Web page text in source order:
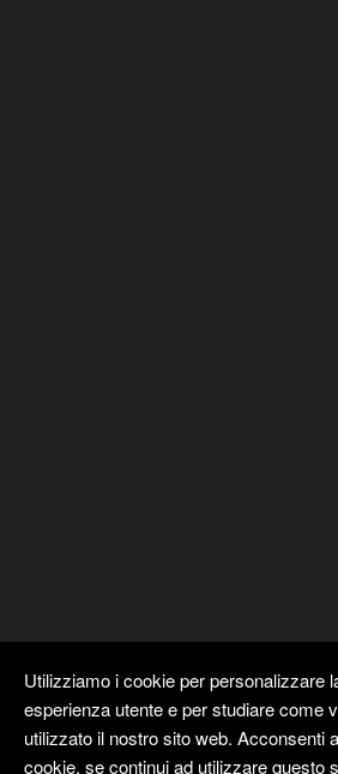
Utilizziamo i cookie per personalizzare
esperienza utente e per studiare come
utilizzato il nostro sito web. Acconsenti
cookie, se continui ad utilizzare questo